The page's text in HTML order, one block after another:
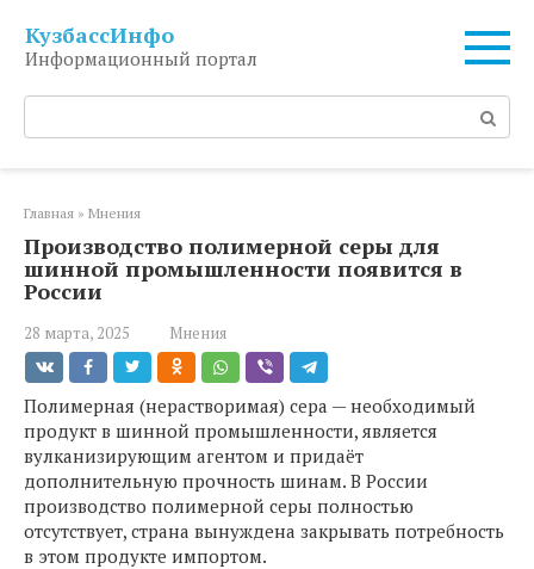
контенту
КузбассИнфо
Информационный портал
Поиск:
Главная » Мнения
Производство полимерной серы для
шинной промышленности появится в
России
28 марта, 2025 Мнения
Полимерная (нерастворимая) сера — необходимый
продукт в шинной промышленности, является
вулканизирующим агентом и придаёт
дополнительную прочность шинам. В России
производство полимерной серы полностью
отсутствует, страна вынуждена закрывать потребность
в этом продукте импортом.